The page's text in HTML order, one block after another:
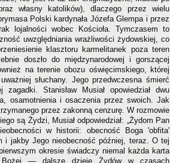
własny katolików), dlaczego przez wielu
Polski kardynała Józefa Glempa i przez
lojalności wobec Kościoła. Tymczasem to
uwzględniania wrażliwości żydowskiej, co
klasztoru karmelitanek poza teren
doszło do międzynarodowej i gorszącej
na terenie obozu oświęcimskiego, której
słuchany. Jego przedwczesna śmierć
Stanisław Musiał opowiedział dwu
osamotnienia i osaczenia przez swoich. Jak
przez zakonną cenzurę. W rozmowie
są Żydzi, Musiał odpowiedział: „Żydom Pan
w historii: obecność Boga 'obfita'
i jakby Jego nieobecność później, teraz. O tej
okresie świadczy niemal każda karta
Bożej — dalsze dzieje Żydów w czasach